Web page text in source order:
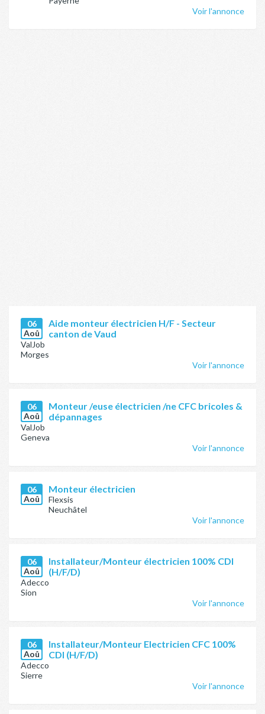
Voir l'annonce
06
Aoû
Aide monteur électricien H/F - Secteur
canton de Vaud
ValJob
Morges
Voir l'annonce
06
Aoû
Monteur /euse électricien /ne CFC bricoles &
dépannages
ValJob
Geneva
Voir l'annonce
06
Aoû
Monteur électricien
Flexsis
Neuchâtel
Voir l'annonce
06
Aoû
Installateur/Monteur électricien 100% CDI
(H/F/D)
Adecco
Sion
Voir l'annonce
06
Aoû
Installateur/Monteur Electricien CFC 100%
CDI (H/F/D)
Adecco
Sierre
Voir l'annonce